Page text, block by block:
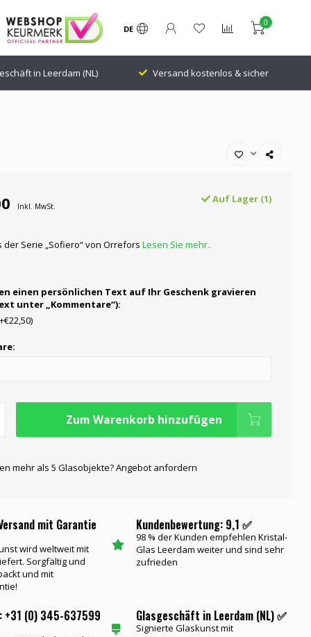
DE
0
in Leerdam (NL) Versand kostenlos & sicher
Inkl. MwSt.
Auf Lager (1)
Serie „Sofiero“ von Orrefors Lesen Sie mehr..
einen persönlichen Text auf Ihr Geschenk gravieren
unter „Kommentare“):
Zum Warenkorb hinzufügen
mehr als 5 Glasobjekte? Angebot anfordern
mit Garantie
wird weltweit mit
Sorgfältig und
und mit
Kundenbewertung: 9,1 ✅
98 % der Kunden empfehlen Kristal-
Glas Leerdam weiter und sind sehr
zufrieden
+31 (0) 345-637599 Glasgeschäft in Leerdam (NL) ✅
Signierte Glaskunst mit